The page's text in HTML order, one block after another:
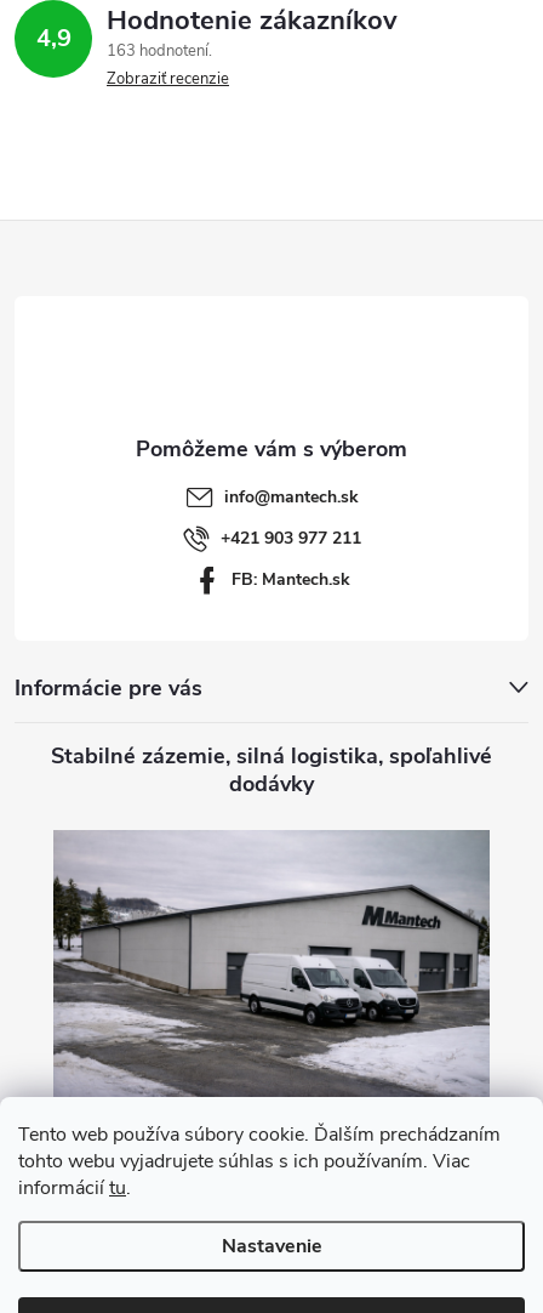
Tento web používa súbory cookie. Ďalším prechádzaním
tohto webu vyjadrujete súhlas s ich používaním. Viac
informáciítu.
Nastavenie
v
ý
s
4,9 Hodnotenie zákazníkov
163 hodnotení
Zobraziť recenzie
info@mantech.sk
+421 903 977 211
FB: Mantech.sk
Informácie pre vás
Stabilné zázemie, silná logistika, spoľahlivé
dodávky
Nákup na leasing s 0% akontáciou
Copyright 2026MANTECH. Všetky práva vyhradené.Upraviť nastavenie
cookies